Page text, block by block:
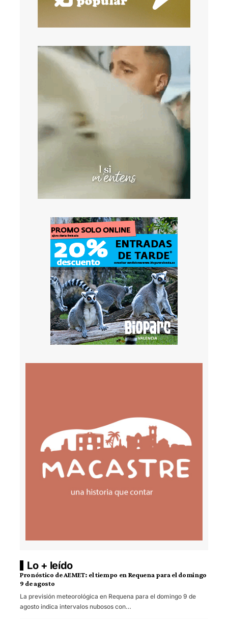
Lo + leído
Pronóstico de AEMET: el tiempo en Requena para el domingo
9 de agosto
La previsión meteorológica en Requena para el domingo 9 de
agosto indica intervalos nubosos con…